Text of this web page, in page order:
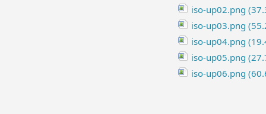
iso-up02.png
iso-up03.png
iso-up04.png
iso-up05.png
iso-up06.png